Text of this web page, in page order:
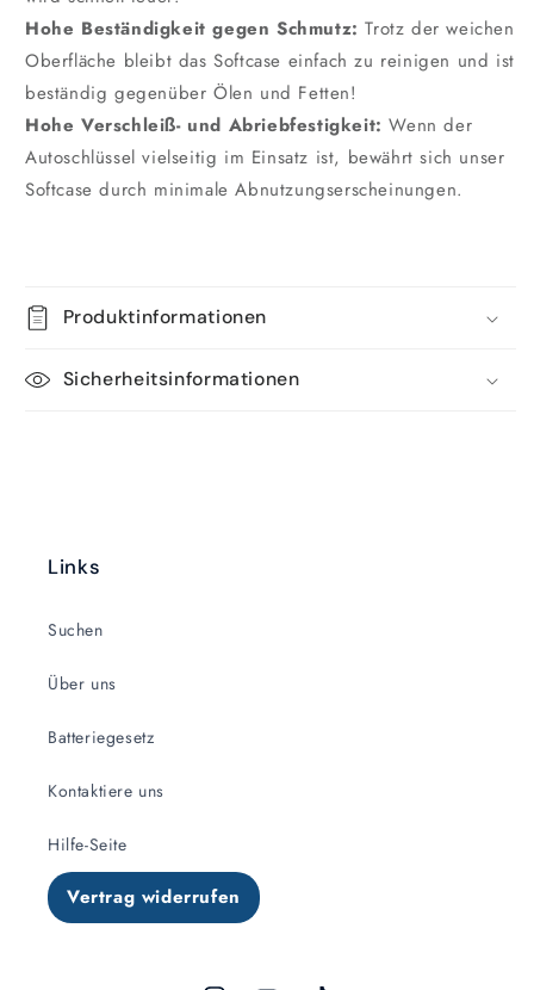
Hohe Beständigkeit gegen Schmutz:Trotz der weichen
Oberfläche bleibt das Softcase einfach zu reinigen und ist
beständig gegenüber Ölen und Fetten!
Hohe Verschleiß- und Abriebfestigkeit:Wenn der
Autoschlüssel vielseitig im Einsatz ist, bewährt sich unser
Softcase durch minimale Abnutzungserscheinungen.
Produktinformationen
Sicherheitsinformationen
Links
Suchen
Über uns
Batteriegesetz
Kontaktiere uns
Hilfe-Seite
Vertrag widerrufen